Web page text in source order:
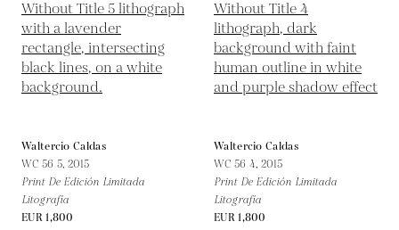
Waltercio Caldas
WC 56 5, 2015
Print De Edición Limitada
Litografía
EUR 1,800
Waltercio Caldas
WC 56 4, 2015
Print De Edición Limitada
Litografía
EUR 1,800